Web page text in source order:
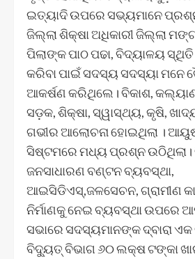
ଇତ୍ୟାଦି ଉପରେ ସଭ୍ୟମାନେ
ଜିଲ୍ଲା ଶିକ୍ଷା ଅଧିକାରୀ ଜିଲ୍ଲା
ପିଲାଙ୍କ ପାଠ ପଢା, ବିଦ୍ୟାଳୟ
କରିବା ପାଇଁ ସଦସ୍ୟ ସଦସ୍ୟା ମନେ
ଆକର୍ଷଣ କରିଥିଲେ। ବିକାଶ,
ସଡ଼କ, ଶିକ୍ଷା, ସ୍ୱାସ୍ଥ୍ୟ, କୃଷି,
ଗଭୀର ଆଲୋଚନା ହୋଇଥିଲା ।
ସିଷ୍ଟମରେ ମଧ୍ୟ ପ୍ରଶ୍ନ
ଜନସାଧାରଣ ବଣ୍ଟନ ବ୍ୟବସ୍ଥା,
ଆଇସିଡିଏସ୍,ଜଳସେଚନ, ଗ୍ରାମୀଣ
ନିର୍ମାଣକୁ ନେଇ ବ୍ୟବସ୍ଥା ଉପରେ
ସଭାରେ ସଦସ୍ୟମାନଙ୍କ ଦ୍ବାରା
ବିଦ୍ୟୁତ୍ ବିଭାଗ ୬୦ ଲକ୍ଷ ଟଙ୍କା